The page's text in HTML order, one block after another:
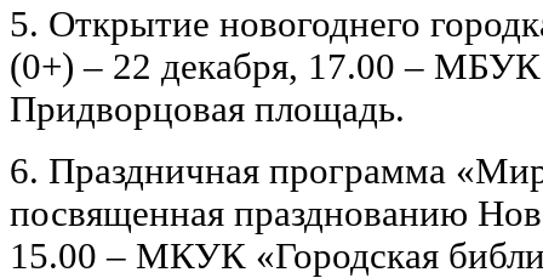
5. Открытие новогоднего
(0+) – 22 декабря, 17.00 –
Придворцовая площадь.
6. Праздничная программа
посвященная празднованию
15.00 – МКУК «Городская